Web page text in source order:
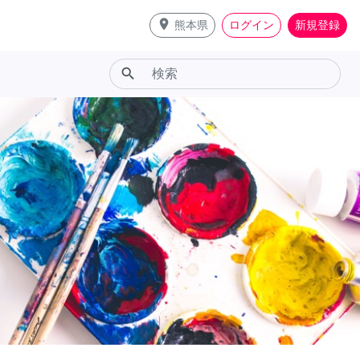
place 熊本県 ログイン 新規登録
search